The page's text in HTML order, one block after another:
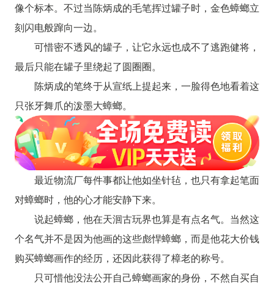
像个标本。不过当陈炳成的毛笔挥过罐子时，金色蟑螂立
刻闪电般蹿向一边。
可惜密不透风的罐子，让它永远也成不了逃跑健将，
最后只能在罐子里绕起了圆圈圈。
陈炳成的笔终于从宣纸上提起来，一脸得色地看着这
只张牙舞爪的泼墨大蟑螂。
最近物流厂每件事都让他如坐针毡，也只有拿起笔面
对蟑螂时，他的心才能安静下来。
说起蟑螂，他在天洄古玩界也算是有点名气。当然这
个名气并不是因为他画的这些彪悍蟑螂，而是他花大价钱
购买蟑螂画作的经历，还因此获得了樟老的称号。
只可惜他没法公开自己蟑螂画家的身份，不然自买自